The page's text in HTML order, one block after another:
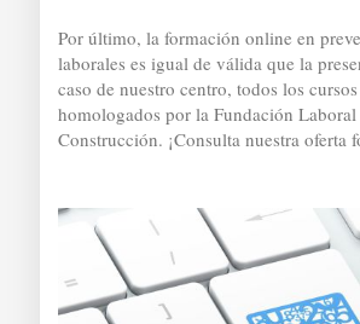
Por último, la formación online en
laborales es igual de válida que la
caso de nuestro centro, todos los cursos
homologados por la Fundación Laboral
Construcción. ¡Consulta nuestra oferta